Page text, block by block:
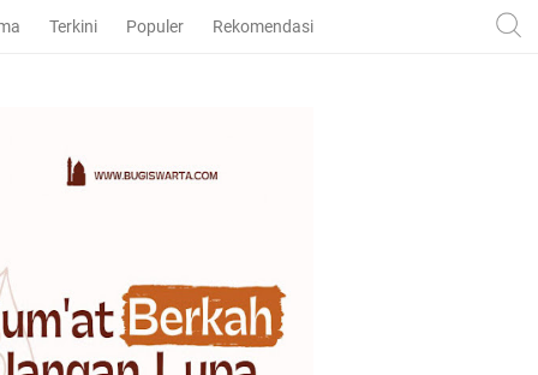
Terkini Populer Rekomendasi